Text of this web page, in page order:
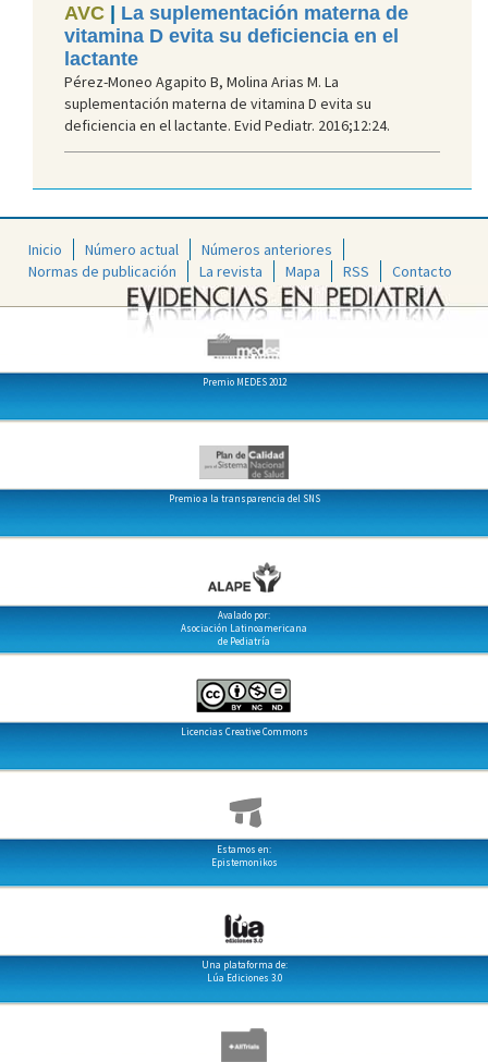
AVC | La suplementación materna de
vitamina D evita su deficiencia en el
lactante
Pérez-Moneo Agapito B, Molina Arias M. La
suplementación materna de vitamina D evita su
deficiencia en el lactante. Evid Pediatr. 2016;12:24.
Inicio Número actual
Números anteriores
Normas de publicación
La revista Mapa RSS Contacto
Premio MEDES 2012
Premio a la transparencia del SNS
Avalado por:
Asociación Latinoamericana
de Pediatría
Licencias Creative Commons
Estamos en:
Epistemonikos
Una plataforma de:
Lúa Ediciones 3.0